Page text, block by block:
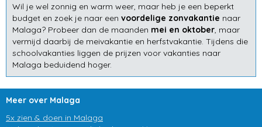
Wil je wel zonnig en warm weer, maar heb je een beperkt
budget en zoek je naar een voordelige zonvakantie naar
Malaga? Probeer dan de maanden mei en oktober, maar
vermijd daarbij de meivakantie en herfstvakantie. Tijdens die
schoolvakanties liggen de prijzen voor vakanties naar
Malaga beduidend hoger.
Meer over Malaga
5x zien & doen in Malaga